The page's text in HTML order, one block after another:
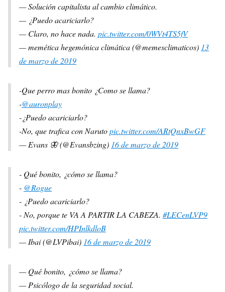
— Solución capitalista al cambio climático.
— ¿Puedo acariciarlo?
— Claro, no hace nada. pic.twitter.com/0WVt4TS5fV
— memética hegemónica climática (@memesclimaticos) 13
de marzo de 2019
-Que perro mas bonito ¿Como se llama?
-@auronplay
-¿Puedo acariciarlo?
-No, que trafica con Narutopic.twitter.com/ARtQnxBwGF
— Evans 🦋 (@Evansbzing) 16 de marzo de 2019
- Qué bonito, ¿cómo se llama?
- @Rogue
- ¿Puedo acariciarlo?
- No, porque te VA A PARTIR LA CABEZA. #LECenLVP9
pic.twitter.com/HPInlkdloB
— Ibai (@LVPibai) 16 de marzo de 2019
— Qué bonito, ¿cómo se llama?
— Psicólogo de la seguridad social.